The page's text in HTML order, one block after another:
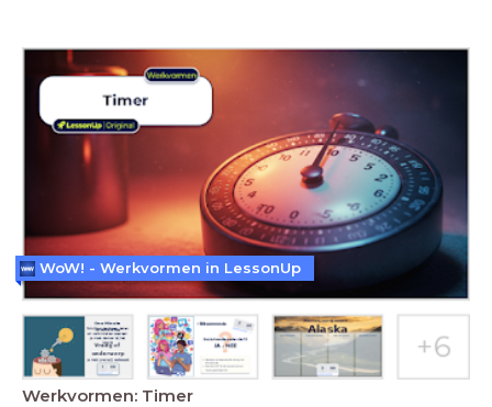
Werkvormen: Timer
WoW! - Werkvormen in LessonUp